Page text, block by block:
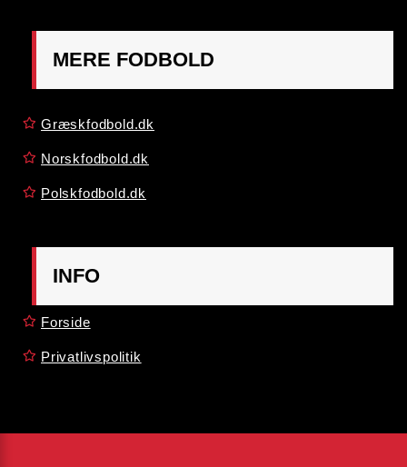
MERE FODBOLD
Græskfodbold.dk
Norskfodbold.dk
Polskfodbold.dk
INFO
Forside
Privatlivspolitik